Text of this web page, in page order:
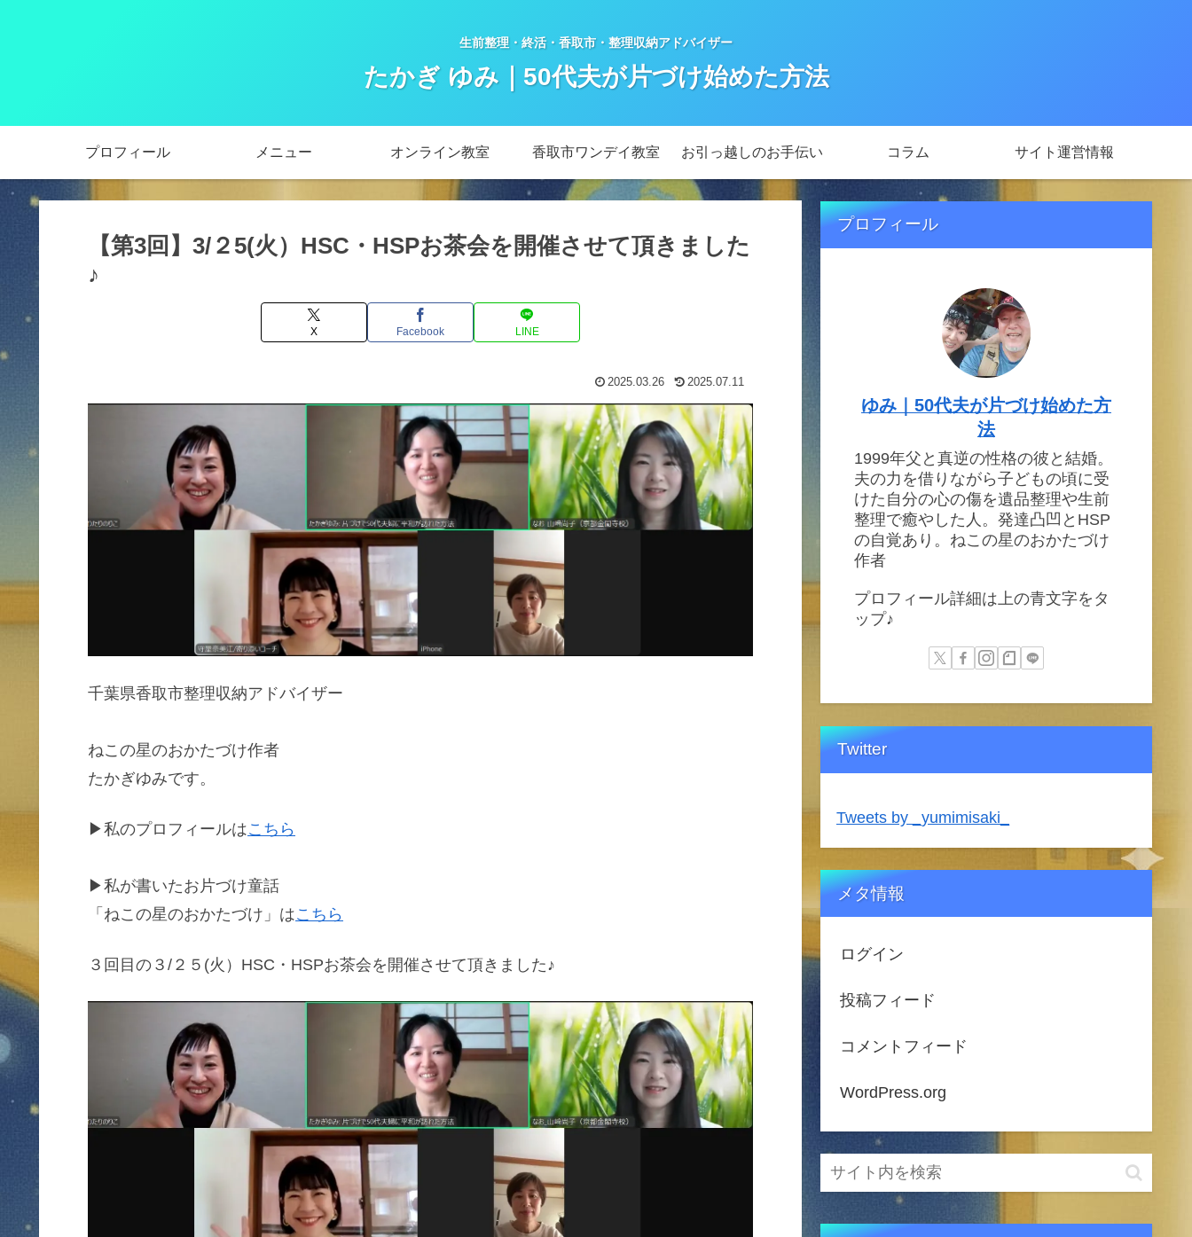
生前整理・終活・香取市・整理収納アドバイザー
たかぎ ゆみ｜50代夫が片づけ始めた方法
プロフィール メニュー オンライン教室 香取市ワンデイ教室 お引っ越しのお手伝い コラム サイト運営情報
【第3回】3/２5(火）HSC・HSPお茶会を開催させて頂きました
♪
X Facebook LINE
2025.03.26 2025.07.11
千葉県香取市整理収納アドバイザー
ねこの星のおかたづけ作者
たかぎゆみです。
▶私のプロフィールはこちら
▶私が書いたお片づけ童話
「ねこの星のおかたづけ」はこちら
３回目の３/２５(火）HSC・HSPお茶会を開催させて頂きました♪
プロフィール
ゆみ｜50代夫が片づけ始めた方
法
1999年父と真逆の性格の彼と結婚。
夫の力を借りながら子どもの頃に受
けた自分の心の傷を遺品整理や生前
整理で癒やした人。発達凸凹とHSP
の自覚あり。ねこの星のおかたづけ
作者
プロフィール詳細は上の青文字をタ
ップ♪
Twitter
Tweets by _yumimisaki_
メタ情報
ログイン
投稿フィード
コメントフィード
WordPress.org